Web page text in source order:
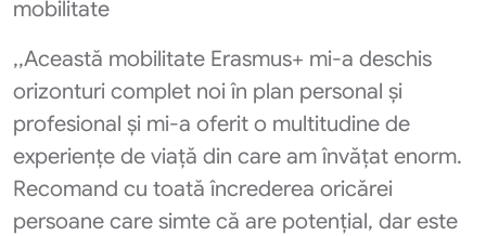
mobilitate
,,Această mobilitate Erasmus+ mi-a deschis
orizonturi complet noi în plan personal și
profesional și mi-a oferit o multitudine de
experiențe de viață din care am învățat enorm.
Recomand cu toată încrederea oricărei
persoane care simte că are potențial, dar este